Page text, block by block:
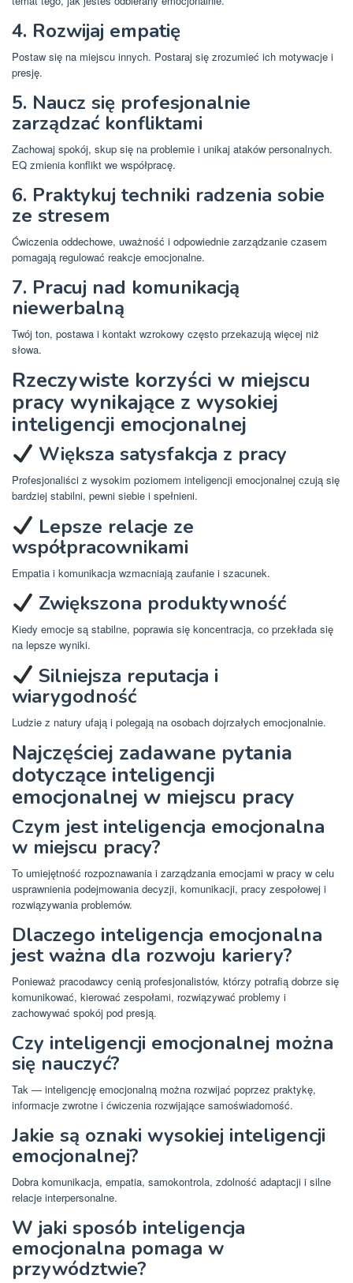
4. Rozwijaj empatię
Postaw się na miejscu innych. Postaraj się zrozumieć ich motywacje i
presję.
5. Naucz się profesjonalnie
zarządzać konfliktami
Zachowaj spokój, skup się na problemie i unikaj ataków personalnych.
EQ zmienia konflikt we współpracę.
6. Praktykuj techniki radzenia sobie
ze stresem
Ćwiczenia oddechowe, uważność i odpowiednie zarządzanie czasem
pomagają regulować reakcje emocjonalne.
7. Pracuj nad komunikacją
niewerbalną
Twój ton, postawa i kontakt wzrokowy często przekazują więcej niż
słowa.
Rzeczywiste korzyści w miejscu
pracy wynikające z wysokiej
inteligencji emocjonalnej
Większa satysfakcja z pracy
Profesjonaliści z wysokim poziomem inteligencji emocjonalnej czują się
bardziej stabilni, pewni siebie i spełnieni.
Lepsze relacje ze
współpracownikami
Empatia i komunikacja wzmacniają zaufanie i szacunek.
Zwiększona produktywność
Kiedy emocje są stabilne, poprawia się koncentracja, co przekłada się
na lepsze wyniki.
Silniejsza reputacja i
wiarygodność
Ludzie z natury ufają i polegają na osobach dojrzałych emocjonalnie.
Najczęściej zadawane pytania
dotyczące inteligencji
emocjonalnej w miejscu pracy
Czym jest inteligencja emocjonalna
w miejscu pracy?
To umiejętność rozpoznawania i zarządzania emocjami w pracy w celu
usprawnienia podejmowania decyzji, komunikacji, pracy zespołowej i
rozwiązywania problemów.
Dlaczego inteligencja emocjonalna
jest ważna dla rozwoju kariery?
Ponieważ pracodawcy cenią profesjonalistów, którzy potrafią dobrze się
komunikować, kierować zespołami, rozwiązywać problemy i
zachowywać spokój pod presją.
Czy inteligencji emocjonalnej można
się nauczyć?
Tak — inteligencję emocjonalną można rozwijać poprzez praktykę,
informacje zwrotne i ćwiczenia rozwijające samoświadomość.
Jakie są oznaki wysokiej inteligencji
emocjonalnej?
Dobra komunikacja, empatia, samokontrola, zdolność adaptacji i silne
relacje interpersonalne.
W jaki sposób inteligencja
emocjonalna pomaga w
przywództwie?